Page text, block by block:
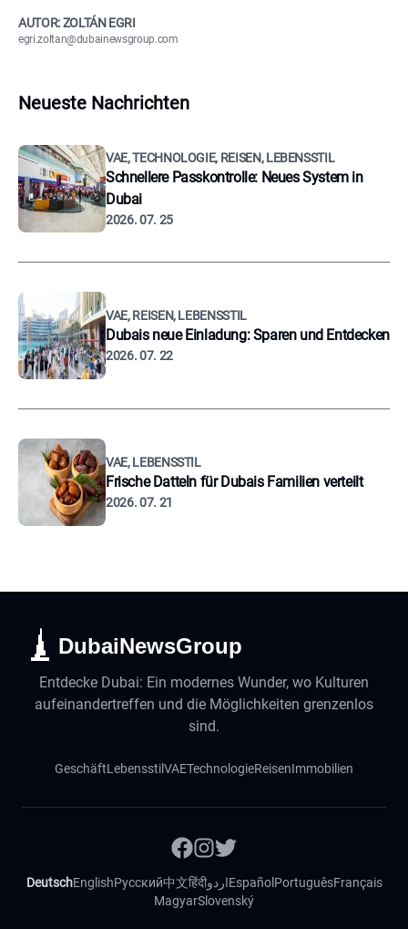
AUTOR: ZOLTÁN EGRI
egri.zoltan@dubainewsgroup.com
Neueste Nachrichten
VAE, TECHNOLOGIE, REISEN, LEBENSSTIL
Schnellere Passkontrolle: Neues System in
Dubai
2026. 07. 25
VAE, REISEN, LEBENSSTIL
Dubais neue Einladung: Sparen und Entdecken
2026. 07. 22
VAE, LEBENSSTIL
Frische Datteln für Dubais Familien verteilt
2026. 07. 21
DubaiNewsGroup
Entdecke Dubai: Ein modernes Wunder, wo Kulturen
aufeinandertreffen und die Möglichkeiten grenzenlos
sind.
GeschäftLebensstilVAETechnologieReisenImmobilien
DeutschEnglishРусский中文हिंदीاردوEspañol PortuguêsFrançais
MagyarSlovenský